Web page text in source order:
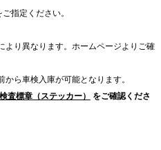
指定ください。
り異なります。ホームページよりご確
車検入庫が可能となります。
検査標章（ステッカー）
をご確認くださ